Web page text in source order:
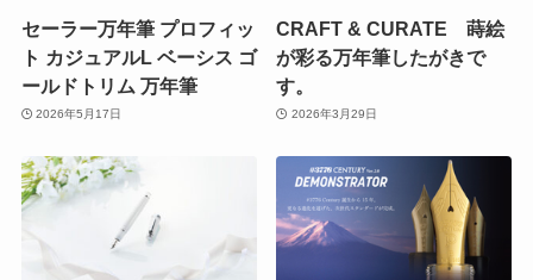
セーラー万年筆 プロフィッ
ト カジュアルL ベーシス ゴ
ールドトリム 万年筆
2026年5月17日
CRAFT & CURATE 蒔絵
が彩る万年筆したがきで
す。
2026年3月29日